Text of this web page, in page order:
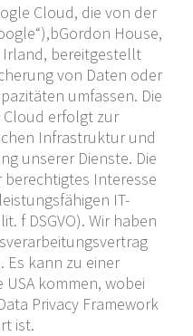
Cloud, die von der
House,
Irland, bereitgestellt
von Daten oder
umfassen. Die
erfolgt zur
Infrastruktur und
unserer Dienste. Die
Interesse
IT-
f DSGVO). Wir haben
Es kann zu einer
kommen, wobei
Privacy Framework
ist.